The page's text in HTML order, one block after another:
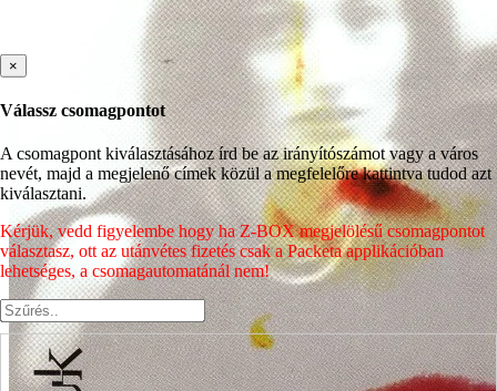
×
Válassz csomagpontot
A csomagpont kiválasztásához írd be az irányítószámot vagy a város
nevét, majd a megjelenő címek közül a megfelelőre kattintva tudod azt
kiválasztani.
Kérjük, vedd figyelembe hogy ha Z-BOX megjelölésű csomagpontot
választasz, ott az utánvétes fizetés csak a Packeta applikációban
lehetséges, a csomagautomatánál nem!